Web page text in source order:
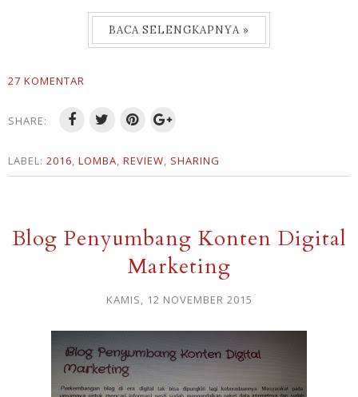
BACA SELENGKAPNYA »
27 KOMENTAR
SHARE:
LABEL: 2016, LOMBA, REVIEW, SHARING
Blog Penyumbang Konten Digital
Marketing
KAMIS, 12 NOVEMBER 2015